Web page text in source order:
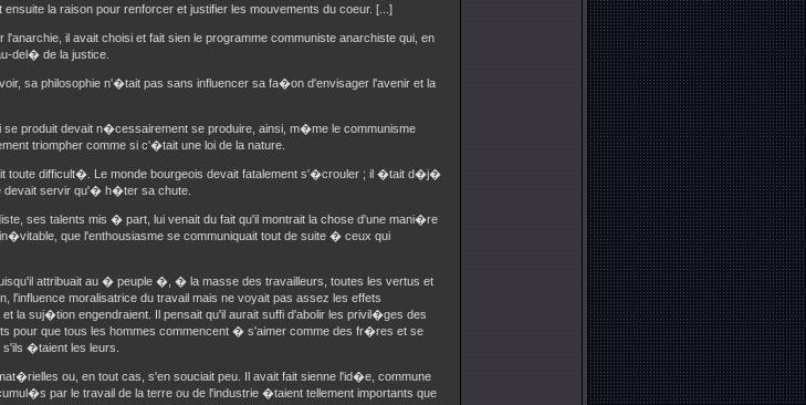
la raison pour renforcer et justifier les mouvements du coeur. [...]
il avait choisi et fait sien le programme communiste anarchiste qui, en
del� de la justice.
sa philosophie n'�tait pas sans influencer sa fa�on d'envisager l'avenir et la
se produit devait n�cessairement se produire, ainsi, m�me le communisme
triompher comme si c'�tait une loi de la nature.
toute difficult�. Le monde bourgeois devait fatalement s'�crouler ; il �tait d�j�
devait servir qu'� h�ter sa chute.
ses talents mis � part, lui venait du fait qu'il montrait la chose d'une mani�re
que l'enthousiasme se communiquait tout de suite � ceux qui
attribuait au � peuple �, � la masse des travailleurs, toutes les vertus et
l'influence moralisatrice du travail mais ne voyait pas assez les effets
la suj�tion engendraient. Il pensait qu'il aurait suffi d'abolir les privil�ges des
pour que tous les hommes commencent � s'aimer comme des fr�res et se
�taient les leurs.
ou, en tout cas, s'en souciait peu. Il avait fait sienne l'id�e, commune
par le travail de la terre ou de l'industrie �taient tellement importants que